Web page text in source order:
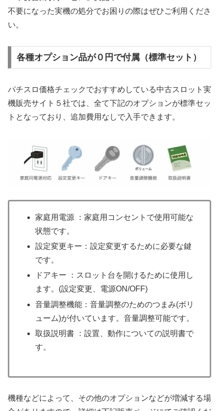
不要になった実機の処分でお困りの際はぜひご利用くださ
い。
各種オプション品が０円で付属（標準セット）
パチスロ価格チェックでおすすめしている中古スロット実
機販売サイト５社では、全て下記のオプションが標準セッ
トとなっており、追加費用なしで入手できます。
家庭用電源 ：家庭用コンセントで使用可能な
状態です。
設定変更キー：設定変更するために必要な鍵
です。
ドアキー ：スロット台を開けるために使用し
ます。(設定変更、電源ON/OFF)
音量調整機能：音量調整のためのつまみ(ボリ
ューム)が付いています。音量調整可能です。
取扱説明書 ：設置、動作についての説明書で
す。
機種などによって、その他のオプションなどが増減する場